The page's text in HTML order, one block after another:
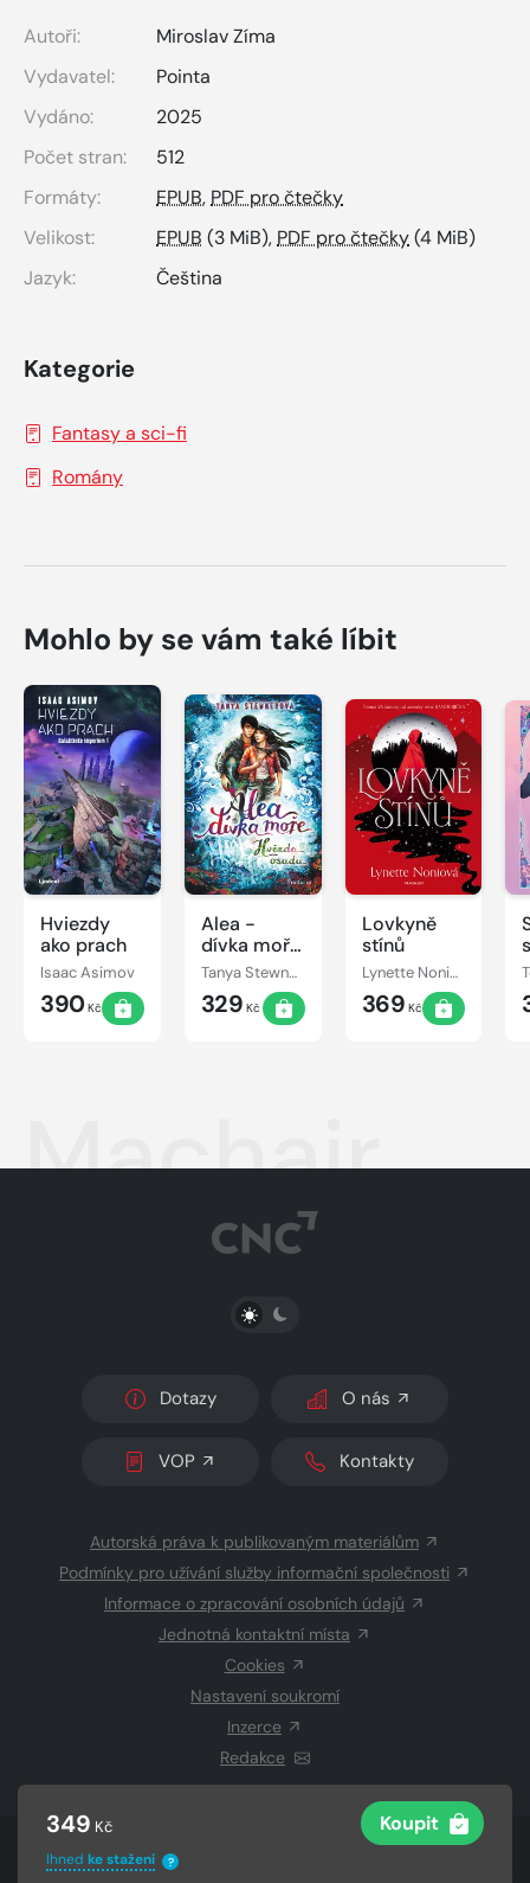
349 Kč Koupit
Ihned ke stažení ?
Autoři:
Miroslav Zíma
Vydavatel:
Pointa
Vydáno:
2025
Počet stran:
512
Formáty:
EPUB, PDF pro čtečky
Velikost:
EPUB (3 MiB), PDF pro čtečky(4 MiB)
Jazyk:
Čeština
Kategorie
Fantasy a sci-fi
Romány
Mohlo by se vám také líbit
Hviezdy
ako prach
Isaac Asimov
390Kč
Alea -
dívka moře:
Hvězda
osudu
Tanya Stewnerová
329 Kč
Lovkyně
stínů
Lynette Noniová
369 Kč
Machair
PŘEPNOUT SVĚTLÝ/TMAVÝ REŽIM
Dotazy O nás
VOP Kontakty
Autorská práva k publikovaným materiálům
Podmínky pro užívání služby informační společnosti
Informace o zpracování osobních údajů
Jednotná kontaktní místa
Cookies
Nastavení soukromí
Inzerce
Redakce
© 2026 Copyright CZECH NEWS CENTER a.s.a dodavatelé